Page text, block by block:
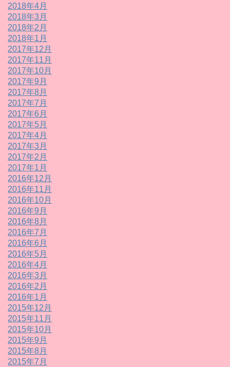
2018年4月
2018年3月
2018年2月
2018年1月
2017年12月
2017年11月
2017年10月
2017年9月
2017年8月
2017年7月
2017年6月
2017年5月
2017年4月
2017年3月
2017年2月
2017年1月
2016年12月
2016年11月
2016年10月
2016年9月
2016年8月
2016年7月
2016年6月
2016年5月
2016年4月
2016年3月
2016年2月
2016年1月
2015年12月
2015年11月
2015年10月
2015年9月
2015年8月
2015年7月